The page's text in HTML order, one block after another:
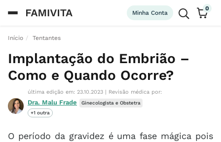
Minha Conta
0
Início Tentantes
Implantação do Embrião –
Como e Quando Ocorre?
última edição em: 23.10.2023 | Revisão médica por:
Dra. Malu Frade
Ginecologista e Obstetra
+1 outra
O período da gravidez é uma fase mágica pois